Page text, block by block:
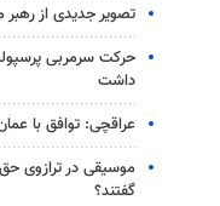
تصویر جدیدی از
حرکت سرمربی
داشت
عراقچی: توافق با عمان
موسیقی در ترازوی
گفتند؟